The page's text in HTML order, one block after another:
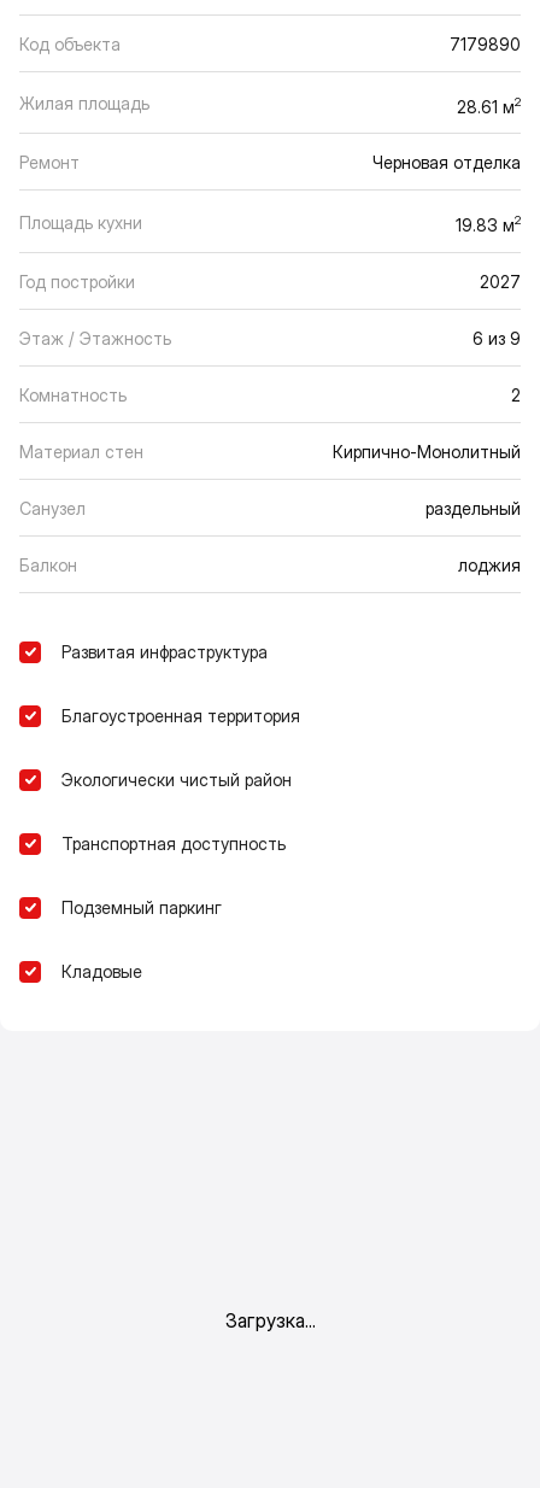
Код объекта 7179890
Жилая площадь 28.61 м2
Ремонт Черновая отделка
Площадь кухни 19.83 м2
Год постройки 2027
Этаж / Этажность 6 из 9
Комнатность 2
Материал стен Кирпично-Монолитный
Санузел раздельный
Балкон лоджия
Развитая инфраструктура
Благоустроенная территория
Экологически чистый район
Транспортная доступность
Подземный паркинг
Кладовые